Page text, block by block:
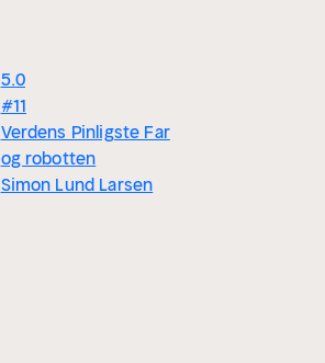
5.0
#11
Verdens Pinligste Far
og robotten
Simon Lund Larsen